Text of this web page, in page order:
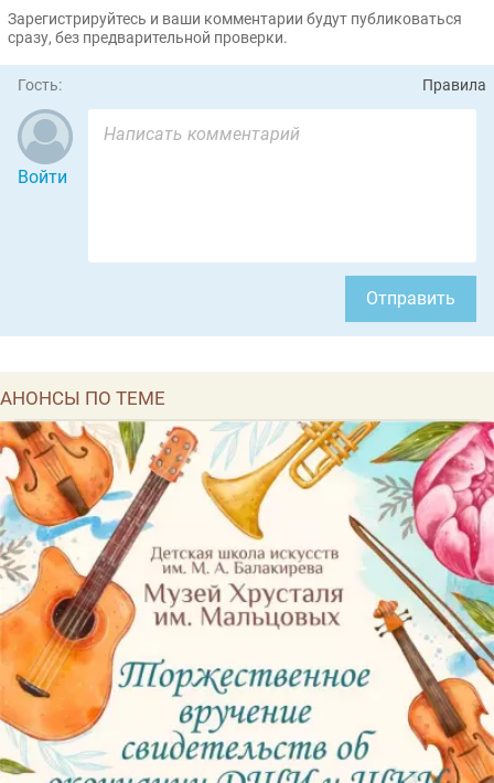
Зарегистрируйтесь и ваши комментарии будут публиковаться
сразу, без предварительной проверки.
Гость: Правила
Войти
Отправить
АНОНСЫ ПО ТЕМЕ